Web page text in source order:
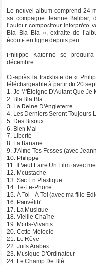
Le nouvel album comprend 24
sa compagne Jeanne Balibar,
l’auteur-compositeur-interprète
Bla Bla Bla », extraite de
écoute en ligne depuis peu.
Philippe Katerine se
décembre.
Ci-après la trackliste de «
téléchargeable à partir du 20
1. Je M'Éloigne D'Autant Que Je
2. Bla Bla Bla
3. La Reine D'Angleterre
4. Les Derniers Seront Toujours
5. Des Bisoux
6. Bien Mal
7. Liberté
8. La Banane
9. J'Aime Tes Fesses (avec
10. Philippe
11. Il Veut Faire Un Film (avec
12. Moustache
13. Sac En Plastique
14. Té-Lé-Phone
15. À Toi - À Toi (avec ma fille
16. Parivélib'
17. La Musique
18. Vieille Chaîne
19. Morts-Vivants
20. Cette Mélodie
21. Le Rêve
22. Juifs Arabes
23. Musique D'Ordinateur
24. Le Champ De Blé